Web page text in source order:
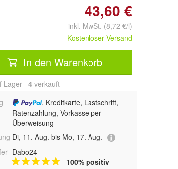
43,60 €
inkl. MwSt. (8,72 €/l)
Kostenloser Versand
In den Warenkorb
Lager 4 verkauft
, Kreditkarte, Lastschrift,
Ratenzahlung, Vorkasse per
Überweisung
Di, 11. Aug. bis Mo, 17. Aug.
Dabo24
100% positiv